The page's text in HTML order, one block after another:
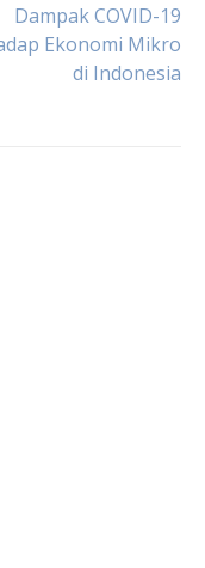
Dampak COVID-19
Ekonomi Mikro
di Indonesia